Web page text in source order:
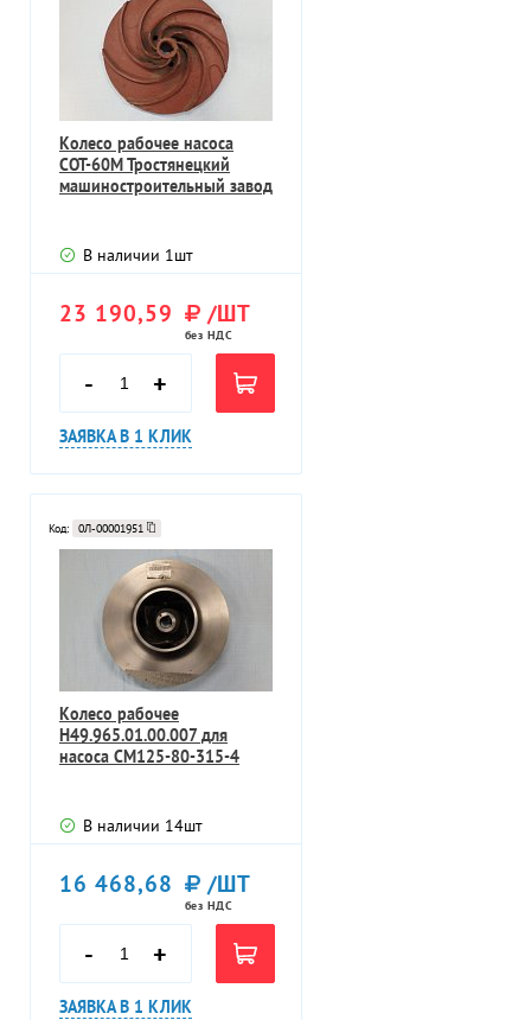
Колесо рабочее насоса
СОТ-60М Тростянецкий
машиностроительный завод
В наличии 1шт
23 190,59 /ШТ
без НДС
- +
ЗАЯВКА В 1 КЛИК
Код: 0Л-00001951
Колесо рабочее
Н49.965.01.00.007 для
насоса СМ125-80-315-4
В наличии 14шт
16 468,68 /ШТ
без НДС
- +
ЗАЯВКА В 1 КЛИК